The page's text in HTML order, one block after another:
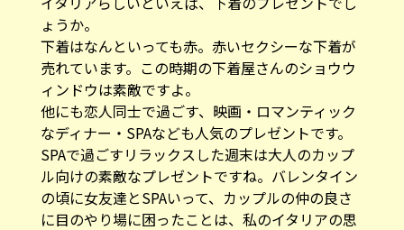
ょうか。
下着はなんといっても赤。赤いセクシーな下着が
売れています。この時期の下着屋さんのショウウ
ィンドウは素敵ですよ。
他にも恋人同士で過ごす、映画・ロマンティック
なディナー・SPAなども人気のプレゼントです。
SPAで過ごすリラックスした週末は大人のカップ
ル向けの素敵なプレゼントですね。バレンタイン
の頃に女友達とSPAいって、カップルの仲の良さ
に目のやり場に困ったことは、私のイタリアの思